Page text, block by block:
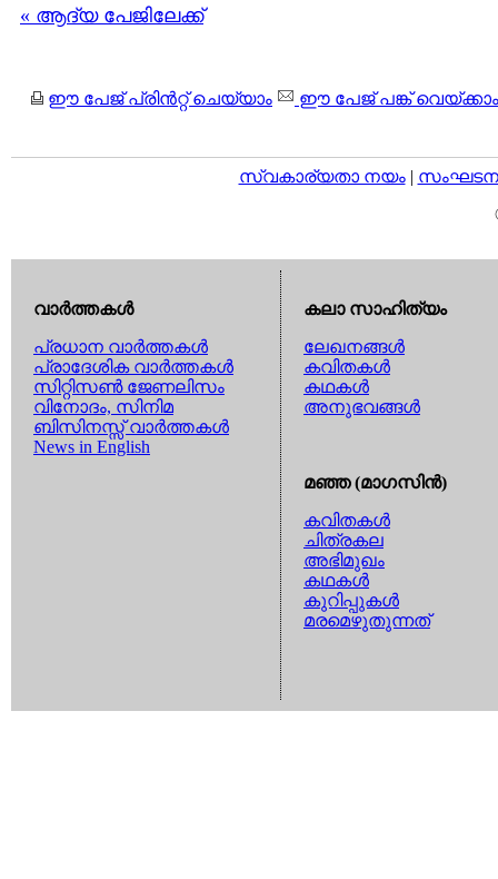
« ആദ്യ പേജിലേക്ക്
ഈ പേജ് പ്രിന്‍റ്റ് ചെയ്യാം ഈ പേജ് പങ്ക് വെയ്ക്കാം
സ്വകാര്യതാ നയം|
വാര്‍ത്തകള്‍
പ്രധാന വാര്‍ത്തകള്‍
പ്രാദേശിക വാര്‍ത്തകള്‍
സിറ്റിസണ്‍ ജേണലിസം
വിനോദം, സിനിമ
ബിസിനസ്സ് വാര്‍ത്തകള്‍
News in English
കലാ സാഹിത്യം
ലേഖനങ്ങള്‍
കവിതകള്‍
കഥകള്‍
അനുഭവങ്ങള്‍
മഞ്ഞ (മാഗസിന്‍)
കവിതകള്‍
ചിത്രകല
അഭിമുഖം
കഥകള്‍
കുറിപ്പുകള്‍
മരമെഴുതുന്നത്